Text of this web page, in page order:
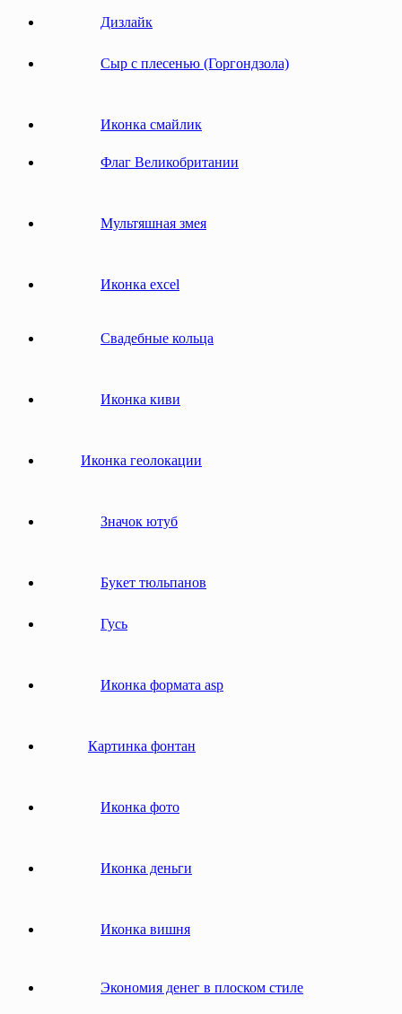
Дизлайк
Сыр с плесенью (Горгондзола)
Иконка смайлик
Флаг Великобритании
Мультяшная змея
Иконка excel
Свадебные кольца
Иконка киви
Иконка геолокации
Значок ютуб
Букет тюльпанов
Гусь
Иконка формата asp
Картинка фонтан
Иконка фото
Иконка деньги
Иконка вишня
Экономия денег в плоском стиле